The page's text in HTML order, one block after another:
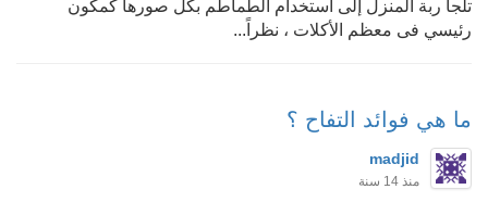
تلجأ ربة المنزل إلى استخدام الطماطم بكل صورها كمكون
رئيسي فى معظم الأكلات ، نظراً...
ما هي فوائد التفاح ؟
madjid
منذ 14 سنة